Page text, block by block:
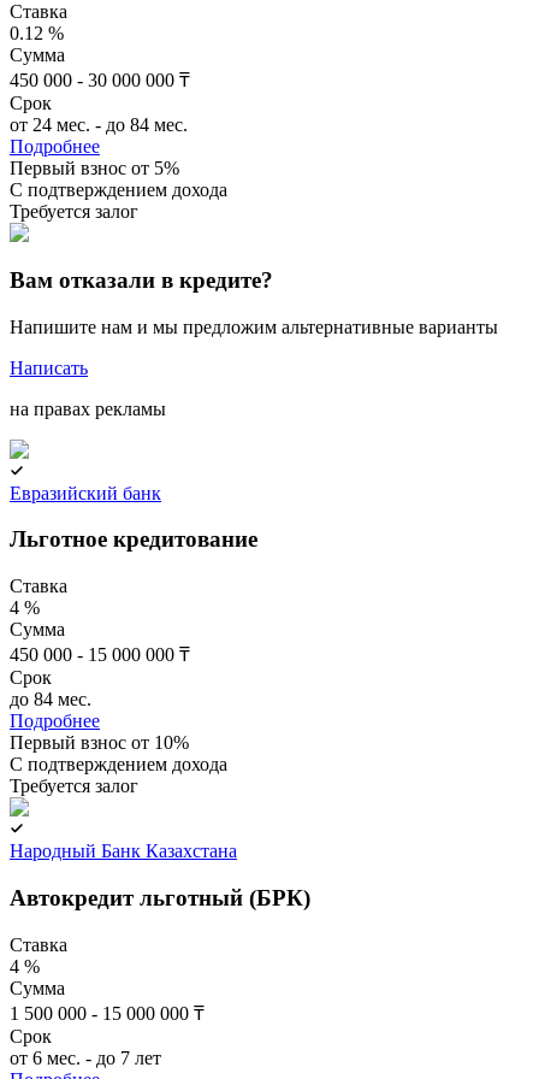
Ставка
0.12 %
Сумма
450 000 - 30 000 000 ₸
Срок
от 24 мес. - до 84 мес.
Подробнее
Первый взнос от 5%
C подтверждением дохода
Требуется залог
Вам отказали в кредите?
Напишите нам и мы предложим альтернативные варианты
Написать
на правах рекламы
Евразийский банк
Льготное кредитование
Ставка
4 %
Сумма
450 000 - 15 000 000 ₸
Срок
до 84 мес.
Подробнее
Первый взнос от 10%
C подтверждением дохода
Требуется залог
Народный Банк Казахстана
Автокредит льготный (БРК)
Ставка
4 %
Сумма
1 500 000 - 15 000 000 ₸
Срок
от 6 мес. - до 7 лет